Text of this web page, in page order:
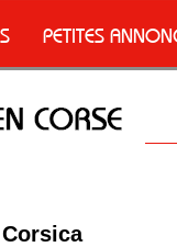
PETITES